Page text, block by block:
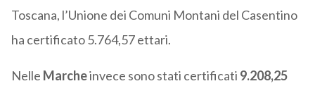
Toscana, l’Unione dei Comuni Montani del Casentino
ha certificato 5.764,57 ettari.
Nelle Marcheinvece sono stati certificati 9.208,25